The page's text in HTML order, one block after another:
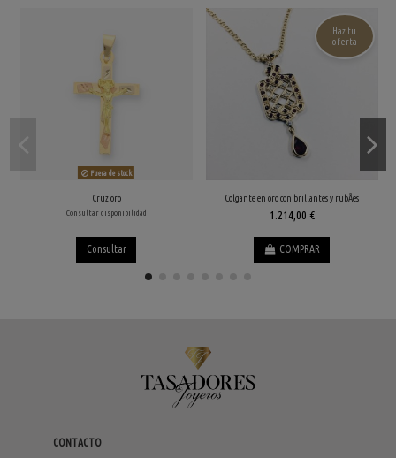
Fuera de stock
Cruz oro
Consultar disponibilidad
Consultar
Colgante en oro con brillantes y rubÃ­es
1.214,00 €
COMPRAR
Haz tu
oferta
CONTACTO